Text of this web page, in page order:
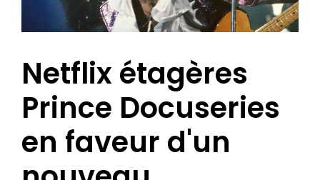
Netflix étagères
Prince Docuseries
en faveur d'un